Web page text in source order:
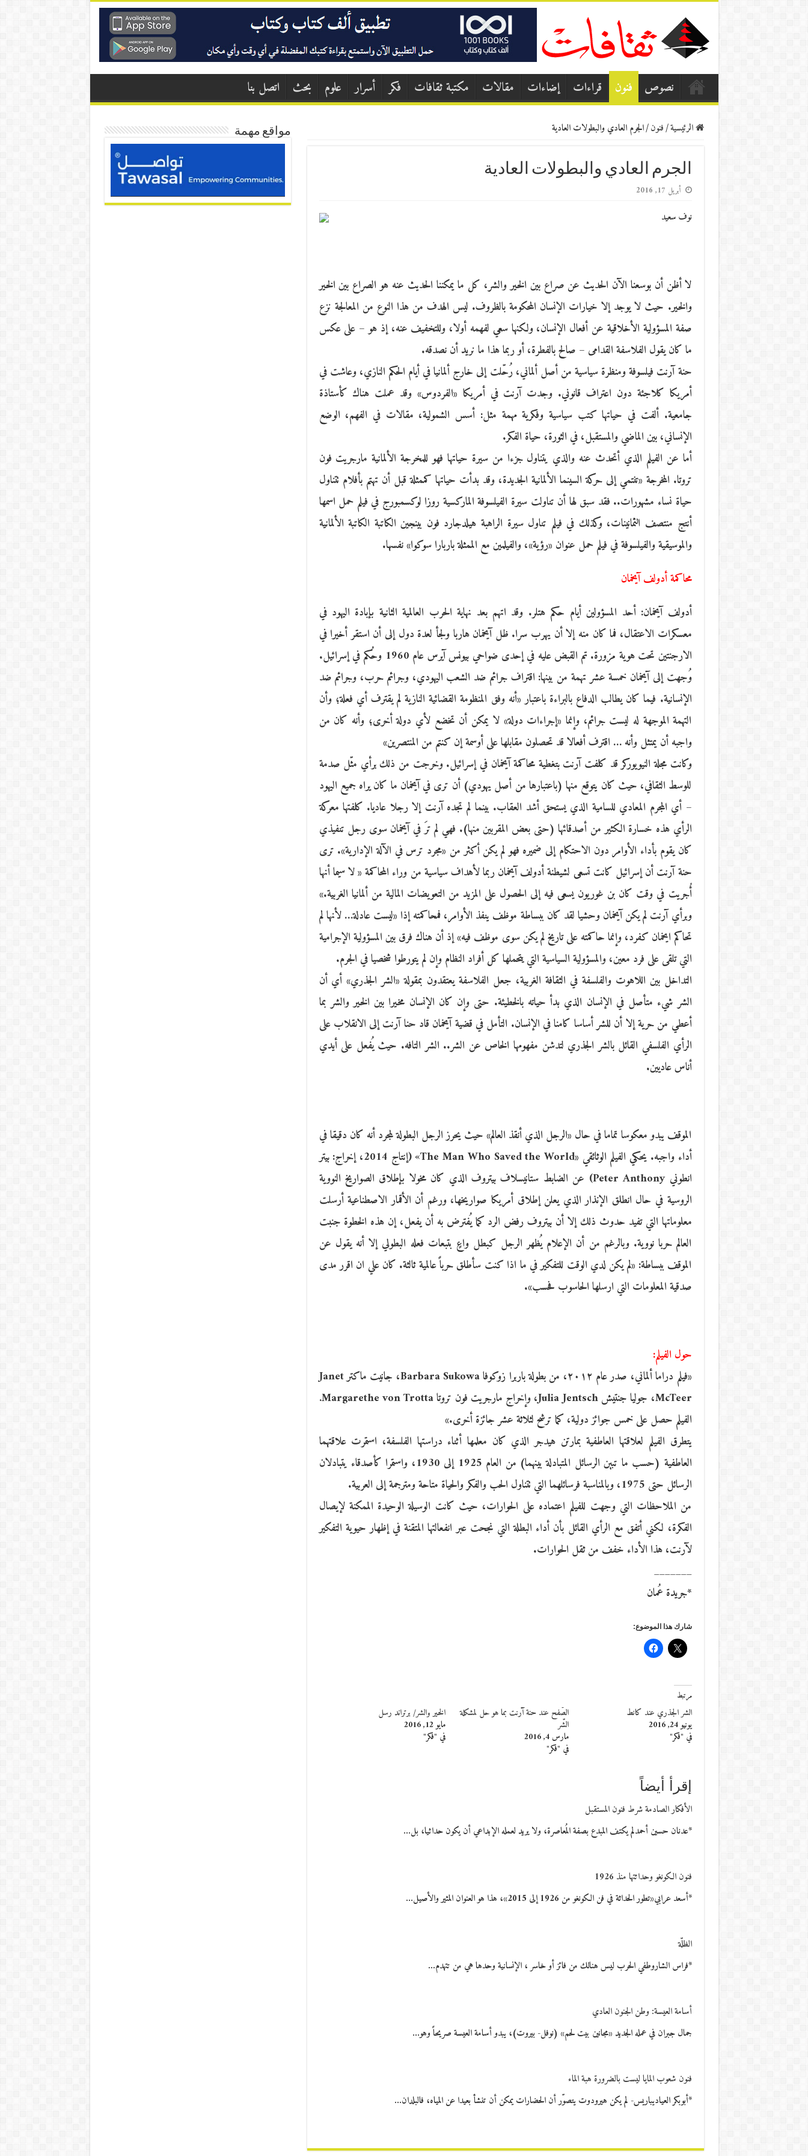
نصوص فنون قراءات إضاءات مقالات مكتبة ثقافات فكر أسرار علوم بحث اتصل بنا
الرئيسية/فنون/الجرم العادي والبطولات العادية
الجرم العادي والبطولات العادية
أبريل 17, 2016
نوف سعيد
لا أظن أن بوسعنا الآن الحديث عن صراع بين الخير والشر، كل ما يمكننا الحديث عنه هو الصراع بين الخير
والخير. حيث لا يوجد إلا خيارات الإنسان المحكومة بالظروف. ليس الهدف من هذا النوع من المعالجة نزع
صفة المسؤولية الأخلاقية عن أفعال الإنسان، ولكنها سعي لفهمه أولا، وللتخفيف عنه، إذ هو – على عكس
ما كان يقول الفلاسفة القدامى – صالح بالفطرة، أو ربما هذا ما نريد أن نصدقه.
حنة آرنت فيلسوفة ومنظرة سياسية من أصل ألماني، رُحّلت إلى خارج ألمانيا في أيام الحكم النازي، وعاشت في
أمريكا كلاجئة دون اعتراف قانوني. وجدت آرنت في أمريكا «الفردوس» وقد عملت هناك كأستاذة
جامعية. ألفت في حياتها كتب سياسية وفكرية مهمة مثل: أسس الشمولية، مقالات في الفهم، الوضع
الإنساني، بين الماضي والمستقبل، في الثورة، حياة الفكر.
أما عن الفيلم الذي أتحدث عنه والذي يتناول جزءا من سيرة حياتها فهو للمخرجة الألمانية مارجريت فون
تروتا. المخرجة «تنتمي إلى حركة السينما الألمانية الجديدة، وقد بدأت حياتها كممثلة قبل أن تهتم بأفلام تتناول
حياة نساء مشهورات.. فقد سبق لها أن تناولت سيرة الفيلسوفة الماركسية روزا لوكسمبورج في فيلم حمل اسمها
أنتج منتصف الثمانينات، وكذلك في فيلم تناول سيرة الراهبة هيلدجارد فون بينجين الكاتبة الكاتبة الألمانية
والموسيقية والفيلسوفة في فيلم حمل عنوان «رؤية»، والفيلمين مع الممثلة باربارا سوكوا» نفسها.
محاكمة أدولف آيخمان
أدولف آيخمان: أحد المسؤولين أيام حكم هتلر. وقد اتهم بعد نهاية الحرب العالمية الثانية بإبادة اليهود في
معسكرات الاعتقال، فما كان منه إلا أن يهرب سرا. ظل آيخمان هاربا ولجأ لعدة دول إلى أن استقر أخيرا في
الارجنتين تحت هوية مزورة. تم القبض عليه في إحدى ضواحي بيونس آيرس عام 1960 وحُكم في إسرائيل.
وُجهت إلى آيخمان خمسة عشر تهمة من بينها: اقتراف جرائم ضد الشعب اليهودي، وجرائم حرب، وجرائم ضد
الإنسانية. فيما كان يطالب الدفاع بالبراءة باعتبار «أنه وفق المنظومة القضائية النازية لم يقترف أي فعلة؛ وأن
التهمة الموجهة له ليست جرائم، وإنما «إجراءات دولة» لا يمكن أن تخضع لأي دولة أخرى؛ وأنه كان من
واجبه أن يمتثل وأنه … اقترف أفعالا قد تحصلون مقابلها على أوسمة إن كنتم من المنتصرين»
وكانت مجلة النيويوركر قد كلفت آرنت بتغطية محاكمة آيخمان في إسرائيل. وخرجت من ذلك برأي مثّل صدمة
للوسط الثقافي، حيث كان يتوقع منها (باعتبارها من أصل يهودي) أن ترى في آيخمان ما كان يراه جميع اليهود
– أي المجرم المعادي للسامية الذي يستحق أشد العقاب. بينما لم تجده آرنت إلا رجلا عاديا. كلفتها معركة
الرأي هذه خسارة الكثير من أصدقائها (حتى بعض المقربين منها). فهي لم ترَ في آيخمان سوى رجل تنفيذي
كان يقوم بأداء الأوامر دون الاحتكام إلى ضميره فهو لم يكن أكثر من «مجرد ترس في الآلة الإدارية». ترى
حنة آرنت أن إسرائيل كانت تسعى لشيطنة أدولف آيخمان ربما لأهداف سياسية من وراء المحاكمة « لا سيما أنها
أُجريت في وقت كان بن غوريون يسعى فيه إلى الحصول على المزيد من التعويضات المالية من ألمانيا الغربية.»
وبرأي آرنت لم يكن آيخمان وحشيا لقد كان ببساطة موظف ينفذ الأوامر، فمحاكمته إذا «ليست عادلة… لأنها لم
تحاكم ايخمان كفرد، وإنما حاكمته على تاريخ لم يكن سوى موظف فيه» إذ أن هناك فرق بين المسؤولية الإجرامية
التي تلقى على فرد معين، والمسؤولية السياسية التي يتحملها كل أفراد النظام وإن لم يتورطوا شخصيا في الجرم.
التداخل بين اللاهوت والفلسفة في الثقافة الغربية، جعل الفلاسفة يعتقدون بمقولة «الشر الجذري» أي أن
الشر شيء متأصل في الإنسان الذي بدأ حياته بالخطيئة. حتى وإن كان الإنسان مخيرا بين الخير والشر بما
أعطي من حرية إلا أن للشر أساسا كامنا في الإنسان. التأمل في قضية آيخمان قاد حنا آرنت إلى الانقلاب على
الرأي الفلسفي القائل بالشر الجذري لتدشن مفهومها الخاص عن الشر.. الشر التافه. حيث يُفعل على أيدي
أناس عاديين.
الموقف يبدو معكوسا تماما في حال «الرجل الذي أنقذ العالم» حيث يحرز الرجل البطولة لمجرد أنه كان دقيقا في
أداء واجبه. يحكي الفيلم الوثائقي «The Man Who Saved the World» (إنتاج 2014، إخراج: بيتر
انطوني Peter Anthony) عن الضابط ستانيسلاف بيتروف الذي كان مخولا بإطلاق الصواريخ النووية
الروسية في حال انطلق الإنذار الذي يعلن إطلاق أمريكا صواريخها، ورغم أن الأقمار الاصطناعية أرسلت
معلوماتها التي تفيد حدوث ذلك إلا أن بيتروف رفض الرد كما يُفترض به أن يفعل، إن هذه الخطوة جنبت
العالم حربا نووية. وبالرغم من أن الإعلام يُظهر الرجل كبطل واعٍ بتبعات فعله البطولي إلا أنه يقول عن
الموقف ببساطة: «لم يكن لدي الوقت للتفكير في ما اذا كنت سأطلق حرباً عالمية ثالثة. كان علي ان اقرر مدى
صدقية المعلومات التي ارسلها الحاسوب فحسب».
حول الفيلم:
«فيلم دراما ألماني، صدر عام ٢٠١٢، من بطولة باربرا زوكوفا Barbara Sukowa، جانيت ماكتر Janet
McTeer، جوليا جنتيش Julia Jentsch، وإخراج مارجريت فون تروتا Margarethe von Trotta.
الفيلم حصل على خمس جوائز دولية، كما ترشح لثلاثة عشر جائزة أخرى.»
يتطرق الفيلم لعلاقتها العاطفية بمارتن هيدجر الذي كان معلمها أثناء دراستها الفلسفة، استمرت علاقتهما
العاطفية (حسب ما تبين الرسائل المتبادلة بينهما) من العام 1925 إلى 1930، واستمرا كأصدقاء يتبادلان
الرسائل حتى 1975، وبالمناسبة فرسائلهما التي تتناول الحب والفكر والحياة متاحة ومترجمة إلى العربية.
من الملاحظات التي وجهت للفيلم اعتماده على الحوارات، حيث كانت الوسيلة الوحيدة الممكنة لإيصال
الفكرة، لكني أتفق مع الرأي القائل بأن أداء البطلة التي نجحت عبر انفعالتها المتقنة في إظهار حيوية التفكير
لآرنت، هذا الأداء خفف من ثقل الحوارات.
_______
*جريدة عُمان
شارك هذا الموضوع:
مرتبط
الشر الجذري عند كانط
يونيو 24, 2016
في "فكر"
الصّفح عند حنة آرنت بما هو حل لمشكلة
الشّر
مارس 4, 2016
في "فكر"
الخير والشر/ برتراند رسل
مايو 12, 2016
في "فكر"
إقرأ أيضاً
الأفكار الصادمة شرط فنون المستقبل
*عدنان حسين أحمدلم يكتف المبدع بصفة المُعاصرة، ولا يريد لعمله الإبداعي أن يكون حداثيا، بل…
فنون الكونغو وحداثتها منذ 1926
*أسعد عرابي«تطور الحداثة في فن الكونغو من 1926 إلى 2015»، هذا هو العنوان المثير والأصيل…
الظلّة
*فراس الشاروطفي الحرب ليس هنالك من فائز أو خاسر ، الإنسانية وحدها هي من تتهدم…
أسامة العيسة: وطن الجنون العادي
جمال جبران في عمله الجديد «مجانين بيت لحم» (نوفل- بيروت)، يبدو أسامة العيسة صريحاً وهو…
فنون شعوب المايا ليست بالضرورة هبة الماء
*أبوبكر العياديباريس- لم يكن هيرودوت يتصوّر أن الحضارات يمكن أن تنشأ بعيدا عن المياه، فالبلدان…
مواقع مهمة